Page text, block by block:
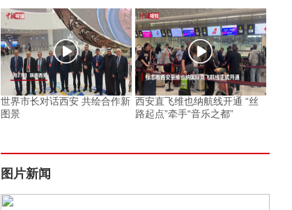
世界市长对话西安 共绘合作新
图景
西安直飞维也纳航线开通 “丝
路起点”牵手“音乐之都”
图片新闻